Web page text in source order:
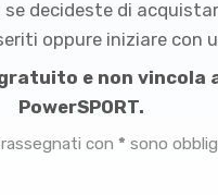
decideste di
oppure iniziare con
e non vincola
PowerSPORT.
con * sono